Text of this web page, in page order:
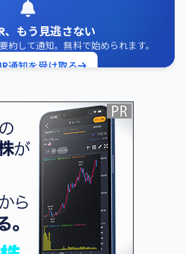
、もう見逃さない
約して通知。無料で始められます。
通知を受け取る